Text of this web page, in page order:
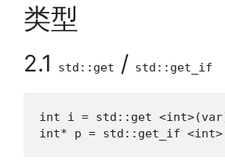
类型
2.1 std::get / std::get_if
int i = std::get
int* p = std::get_if